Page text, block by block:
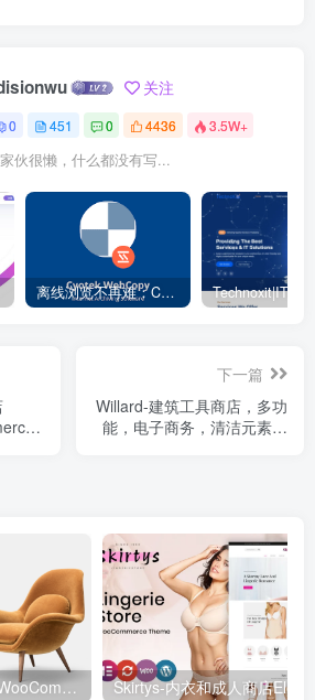
关注
0 451 0 4436 3.5W+
伙很懒，什么都没有写...
离线浏览不再难：Cyotek WebCopy 助你轻松下载整站
下一篇
Willard-建筑工具商店，多功
能，电子商务，清洁元素，
Decofur-家具和装饰WooCommerce WordPress主题WooCommerce主题